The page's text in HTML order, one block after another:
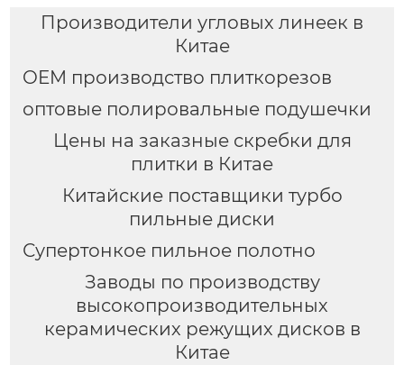
Производители угловых линеек в
Китае
OEM производство плиткорезов
оптовые полировальные подушечки
Цены на заказные скребки для
плитки в Китае
Китайские поставщики турбо
пильные диски
Супертонкое пильное полотно
Заводы по производству
высокопроизводительных
керамических режущих дисков в
Китае